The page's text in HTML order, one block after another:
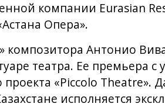
компании Eurasian
Опера».
композитора Антонио
театра. Ее премьера
проекта «Piccolo Theatre».
исполняется